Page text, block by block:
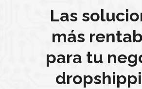
Las
más
para tu